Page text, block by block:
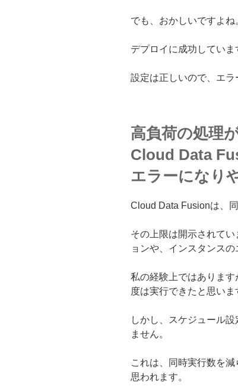
でも、おかしいですよね
デプロイに成功していま
設定は正しいので、エラ
高負荷の処理
Cloud Data
エラーになり
Cloud Data Fusionは、
その上限は開示されて
ョンや、インスタンス
私の経験上ではありま
度は実行できたと思いま
しかし、スケジュール
ません。
これは、同時実行数を
思われます。